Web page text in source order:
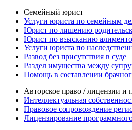
Семейный юрист
Услуги юриста по семейным
Юрист по лишению
Юрист по взысканию
Услуги юриста по
Развод без присутствия в суде
Раздел имущества между
Помощь в составлении
Авторское право / лицензии и
Интеллектуальная
Правовое сопровождение
Лицензирование